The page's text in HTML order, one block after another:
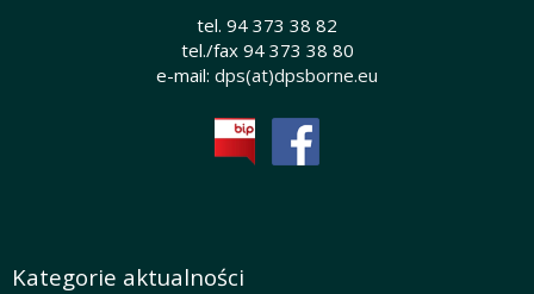
tel. 94 373 38 82
tel./fax 94 373 38 80
e-mail: dps(at)dpsborne.eu
Kategorie aktualności